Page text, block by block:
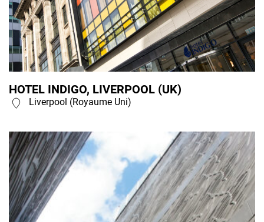
HOTEL INDIGO, LIVERPOOL (UK)
Liverpool (Royaume Uni)